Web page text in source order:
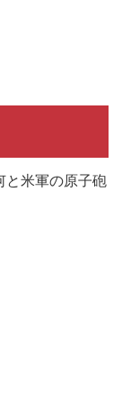
と米軍の原子砲